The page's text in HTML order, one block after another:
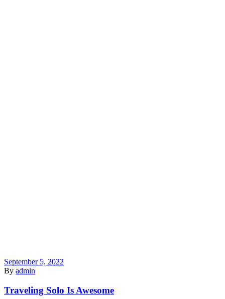
September 5, 2022
By admin
Traveling Solo Is Awesome